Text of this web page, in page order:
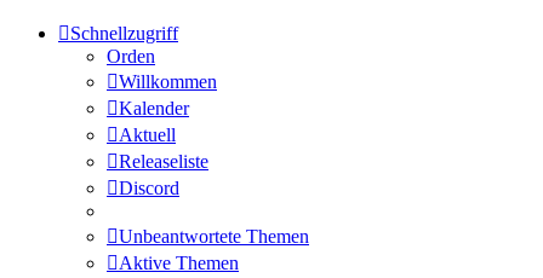
Schnellzugriff
Orden
Willkommen
Kalender
Aktuell
Releaseliste
Discord
Unbeantwortete Themen
Aktive Themen